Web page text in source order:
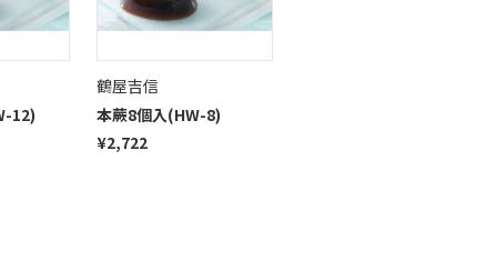
12)
鶴屋吉信
本蕨8個入(HW-8)
¥2,722